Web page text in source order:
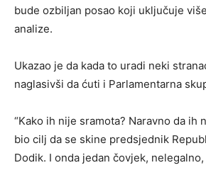
bude ozbiljan posao koji uključuje
analize.
Ukazao je da kada to uradi neki
naglasivši da ćuti i Parlamentarna
“Kako ih nije sramota? Naravno da ih
bio cilj da se skine predsjednik
Dodik. I onda jedan čovjek,